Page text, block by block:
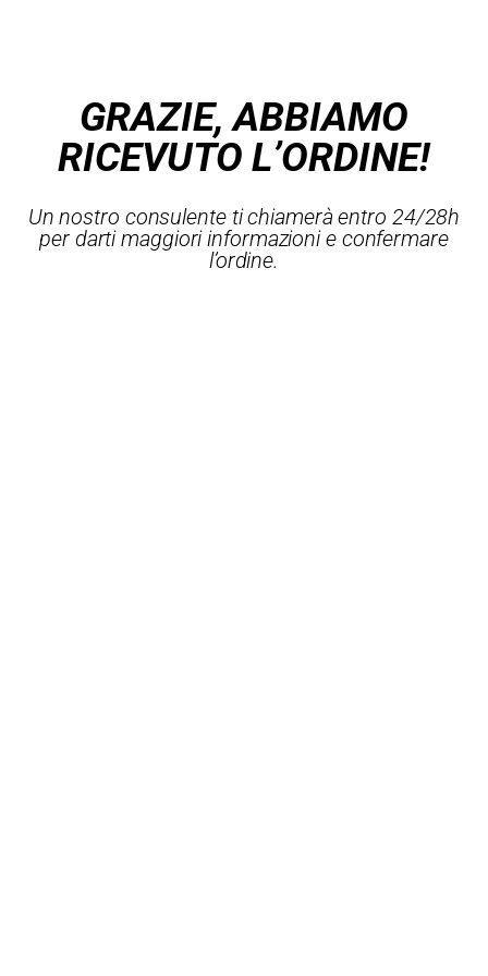
GRAZIE, ABBIAMO
RICEVUTO L’ORDINE!
Un nostro consulente ti chiamerà entro 24/28h
per darti maggiori informazioni e confermare
l’ordine.